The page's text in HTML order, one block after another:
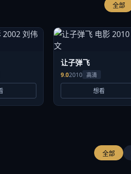
全部
让子弹飞
9.02010 高清
想看
全部